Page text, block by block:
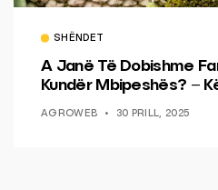
SHËNDET
A Janë Të Dobishme
Kundër Mbipeshës? –
AGROWEB 30 PRILL, 2025